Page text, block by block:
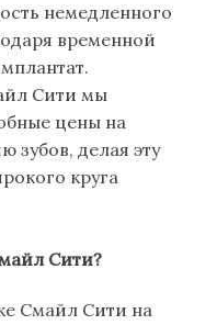
немедленного
временной
Сити мы
цены на
зубов, делая эту
круга
Сити?
Смайл Сити на